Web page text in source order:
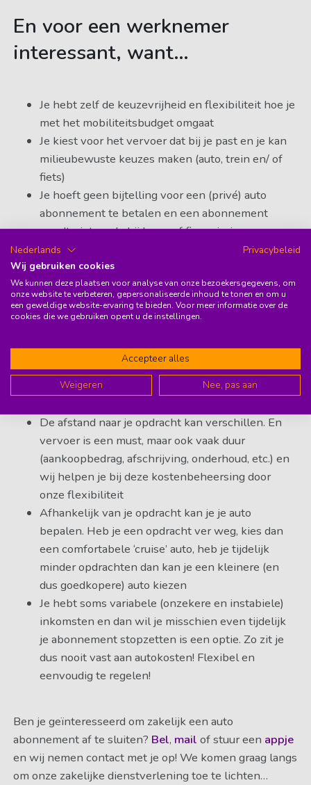
En voor een werknemer
interessant, want…
Je hebt zelf de keuzevrijheid en flexibiliteit hoe je
met het mobiliteitsbudget omgaat
Je kiest voor het vervoer dat bij je past en je kan
milieubewuste keuzes maken (auto, trein en/ of
fiets)
Je hoeft geen bijtelling voor een (privé) auto
abonnement te betalen en een abonnement
wordt niet, zoals bij lease of financiering,
geregistreerd als lening. Handig als je
bijvoorbeeld een huis wilt kopen!
En voor ZZP’ers en freelancers
is een auto abonnement meer
dan interessant, want…
De afstand naar je opdracht kan verschillen. En
vervoer is een must, maar ook vaak duur
(aankoopbedrag, afschrijving, onderhoud, etc.) en
wij helpen je bij deze kostenbeheersing door
onze flexibiliteit
Afhankelijk van je opdracht kan je je auto
bepalen. Heb je een opdracht ver weg, kies dan
een comfortabele ‘cruise’ auto, heb je tijdelijk
minder opdrachten dan kan je een kleinere (en
dus goedkopere) auto kiezen
Je hebt soms variabele (onzekere en instabiele)
inkomsten en dan wil je misschien even tijdelijk
je abonnement stopzetten is een optie. Zo zit je
dus nooit vast aan autokosten! Flexibel en
eenvoudig te regelen!
Ben je geïnteresseerd om zakelijk een auto
abonnement af te sluiten? Bel, mail of stuur een appje
en wij nemen contact met je op! We komen graag langs
om onze zakelijke dienstverlening toe te lichten…
Nederlands
Privacybeleid
Wij gebruiken cookies
We kunnen deze plaatsen voor analyse van onze bezoekersgegevens, om
onze website te verbeteren, gepersonaliseerde inhoud te tonen en om u
een geweldige website-ervaring te bieden. Voor meer informatie over de
cookies die we gebruiken opent u de instellingen.
Accepteer alles
Weigeren
Nee, pas aan